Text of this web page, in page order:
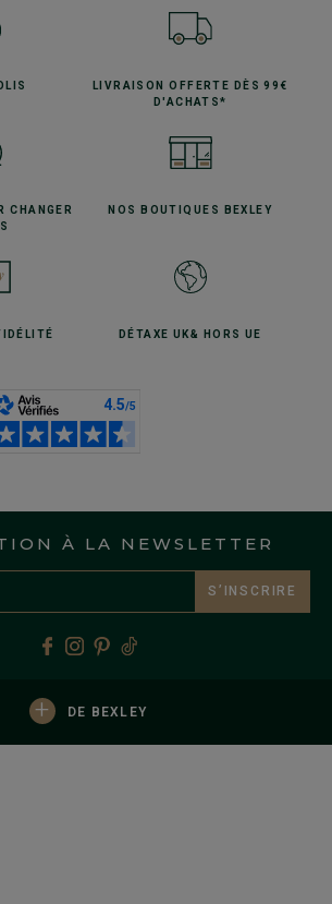
LIVRAISON OFFERTE
DÈS 99€
D'ACHATS*
CHANGER
NOS BOUTIQUES BEXLEY
DÉTAXE UK& HORS UE
À LA NEWSLETTER
S’INSCRIRE
+ DE BEXLEY